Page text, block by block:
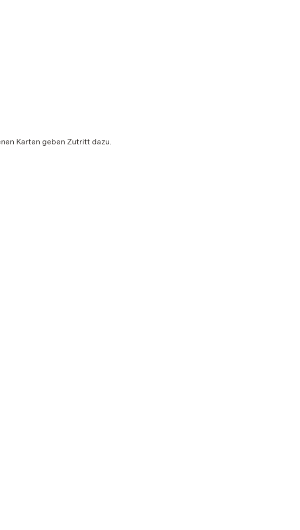
Karten geben Zutritt dazu.